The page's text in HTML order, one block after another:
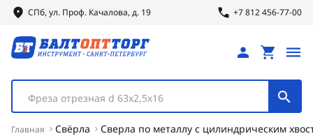
СПб, ул. Проф. Качалова, д. 19 +7 812 456-77-00
Фреза отрезная d 63х2,5х16
Главная Свёрла Сверла по металлу с цилиндрическим